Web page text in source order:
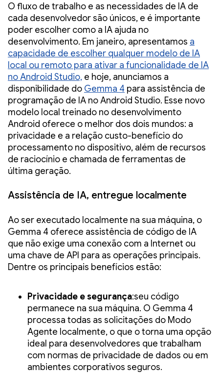
O fluxo de trabalho e as necessidades de IA de
cada desenvolvedor são únicos, e é importante
poder escolher como a IA ajuda no
desenvolvimento. Em janeiro, apresentamos a
capacidade de escolher qualquer modelo de IA
local ou remoto para ativar a funcionalidade de IA
no Android Studio, e hoje, anunciamos a
disponibilidade do Gemma 4 para assistência de
programação de IA no Android Studio. Esse novo
modelo local treinado no desenvolvimento
Android oferece o melhor dos dois mundos: a
privacidade e a relação custo-benefício do
processamento no dispositivo, além de recursos
de raciocínio e chamada de ferramentas de
última geração.
Assistência de IA, entregue localmente
Ao ser executado localmente na sua máquina, o
Gemma 4 oferece assistência de código de IA
que não exige uma conexão com a Internet ou
uma chave de API para as operações principais.
Dentre os principais benefícios estão:
Privacidade e segurança:seu código
permanece na sua máquina. O Gemma 4
processa todas as solicitações do Modo
Agente localmente, o que o torna uma opção
ideal para desenvolvedores que trabalham
com normas de privacidade de dados ou em
ambientes corporativos seguros.